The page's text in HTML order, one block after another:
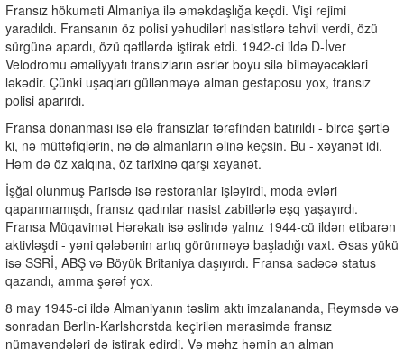
Fransız hökuməti Almaniya ilə əməkdaşlığa keçdi. Vişi rejimi
yaradıldı. Fransanın öz polisi yəhudiləri nasistlərə təhvil verdi, özü
sürgünə apardı, özü qətllərdə iştirak etdi. 1942-ci ildə D-İver
Velodromu əməliyyatı fransızların əsrlər boyu silə bilməyəcəkləri
ləkədir. Çünki uşaqları güllənməyə alman gestaposu yox, fransız
polisi aparırdı.
Fransa donanması isə elə fransızlar tərəfindən batırıldı - bircə şərtlə
ki, nə müttəfiqlərin, nə də almanların əlinə keçsin. Bu - xəyanət idi.
Həm də öz xalqına, öz tarixinə qarşı xəyanət.
İşğal olunmuş Parisdə isə restoranlar işləyirdi, moda evləri
qapanmamışdı, fransız qadınlar nasist zabitlərlə eşq yaşayırdı.
Fransa Müqavimət Hərəkatı isə əslində yalnız 1944-cü ildən etibarən
aktivləşdi - yəni qələbənin artıq görünməyə başladığı vaxt. Əsas yükü
isə SSRİ, ABŞ və Böyük Britaniya daşıyırdı. Fransa sadəcə status
qazandı, amma şərəf yox.
8 may 1945-ci ildə Almaniyanın təslim aktı imzalananda, Reymsdə və
sonradan Berlin-Karlshorstda keçirilən mərasimdə fransız
nümayəndələri də iştirak edirdi. Və məhz həmin an alman